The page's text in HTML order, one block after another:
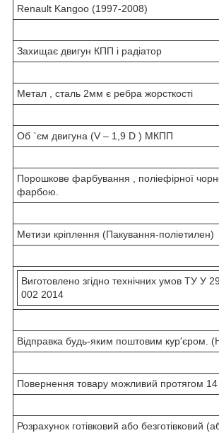
Renault Kangoo (1997-2008)
Захищає двигун КПП і радіатор
Метал , сталь 2мм є ребра жорсткості
Об `єм двигуна (V – 1,9 D ) МКПП
Порошкове фарбування , поліефірної
фарбою.
Метизи кріплення (Пакування-поліетилен)
Виготовлено згідно технічних умов ТУ У
002 2014
Відправка будь-яким поштовим кур'єром.
Повернення товару можливий протягом 14
Розрахунок готівковий або безготівковий